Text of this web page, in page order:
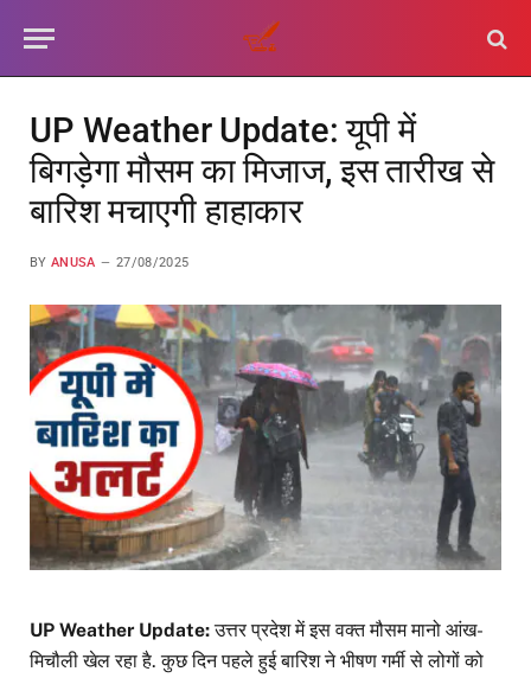
UP Weather Update: यूपी में
बिगड़ेगा मौसम का मिजाज, इस तारीख से
बारिश मचाएगी हाहाकार
BY ANUSA 27/08/2025
UP Weather Update:उत्तर प्रदेश में इस वक्त मौसम मानो आंख-
मिचौली खेल रहा है. कुछ दिन पहले हुई बारिश ने भीषण गर्मी से लोगों को